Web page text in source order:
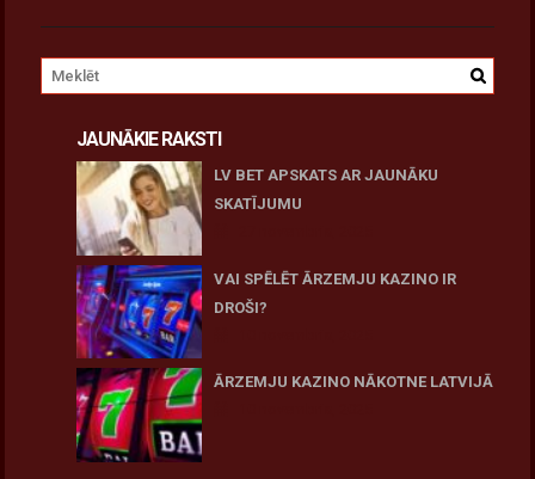
JAUNĀKIE RAKSTI
LV BET APSKATS AR JAUNĀKU
SKATĪJUMU
VAI SPĒLĒT ĀRZEMJU KAZINO IR
DROŠI?
ĀRZEMJU KAZINO NĀKOTNE LATVIJĀ